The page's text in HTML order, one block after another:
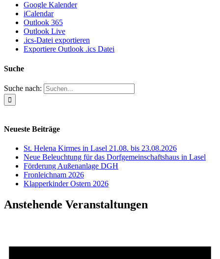
Google Kalender
iCalendar
Outlook 365
Outlook Live
.ics-Datei exportieren
Exportiere Outlook .ics Datei
Suche
Suche nach:
Neueste Beiträge
St. Helena Kirmes in Lasel 21.08. bis 23.08.2026
Neue Beleuchtung für das Dorfgemeinschaftshaus in Lasel
Förderung Außenanlage DGH
Fronleichnam 2026
Klapperkinder Ostern 2026
Anstehende Veranstaltungen